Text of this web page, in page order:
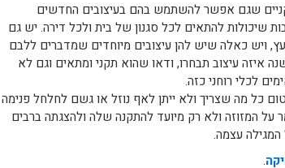
שגם אפשר להשתמש בהם בעיצובים החדשים
שיכולות להתאים לכל סגנון של בית ולכל דירה. יש גם
ויש כאלה שיש להן עיצובים מיוחדים שמדברים ללבם
איזה עיצוב תבחרו, ודאו שהוא תקני ומתאים וגם לא
לכלי רוחני כזה.
כל מה שצריך ולא ייתן לאף נוזל או גשם לחלחל פנימה
על המזוזה ולא רק מיועד להתקנה שלה ולהצגתה ברבים
עצמה.
.